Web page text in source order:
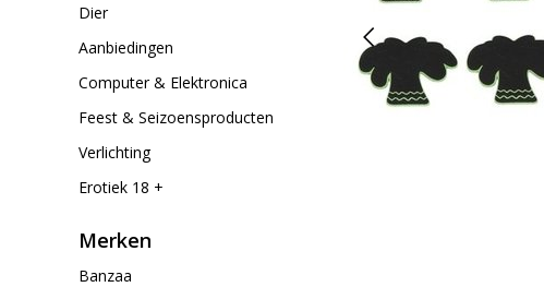
Dier
Aanbiedingen
Computer & Elektronica
Feest & Seizoensproducten
Verlichting
Erotiek 18 +
Merken
Banzaa